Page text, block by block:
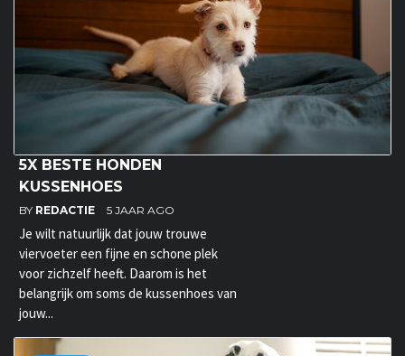
5X BESTE HONDEN
KUSSENHOES
BY REDACTIE 5 JAAR AGO
Je wilt natuurlijk dat jouw trouwe
viervoeter een fijne en schone plek
voor zichzelf heeft. Daarom is het
belangrijk om soms de kussenhoes van
jouw...